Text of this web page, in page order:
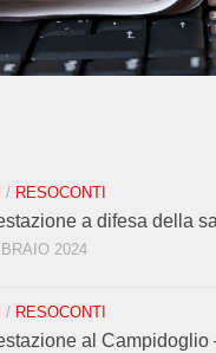
/ RESOCONTI
a difesa della
2024
/ RESOCONTI
al Campidoglio